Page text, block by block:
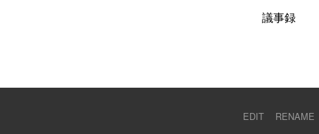
議事録
EDIT RENAME